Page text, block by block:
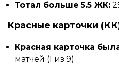
Тотал больше 5.5 ЖК:
Красные карточки
Красная карточка
матчей (1 из 9)